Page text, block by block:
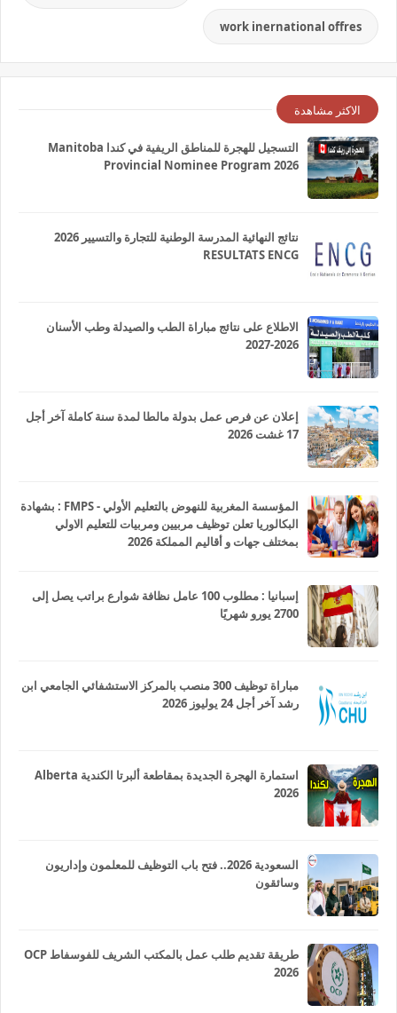
work inernational offres
الاكثر مشاهدة
التسجيل للهجرة للمناطق الريفية في كندا Manitoba
Provincial Nominee Program 2026
نتائج النهائية المدرسة الوطنية للتجارة والتسيير 2026
RESULTATS ENCG
الاطلاع على نتائج مباراة الطب والصيدلة وطب الأسنان
2026-2027
إعلان عن فرص عمل بدولة مالطا لمدة سنة كاملة آخر أجل
17 غشت 2026
المؤسسة المغربية للنهوض بالتعليم الأولي - FMPS : بشهادة
البكالوريا تعلن توظيف مربيين ومربيات للتعليم الاولي
بمختلف جهات و أقاليم المملكة 2026
إسبانيا : مطلوب 100 عامل نظافة شوارع براتب يصل إلى
2700 يورو شهريًا
مباراة توظيف 300 منصب بالمركز الاستشفائي الجامعي ابن
رشد آخر أجل 24 يوليوز 2026
استمارة الهجرة الجديدة بمقاطعة ألبرتا الكندية Alberta
2026
السعودية 2026.. فتح باب التوظيف للمعلمون وإداريون
وسائقون
طريقة تقديم طلب عمل بالمكتب الشريف للفوسفاط OCP
2026